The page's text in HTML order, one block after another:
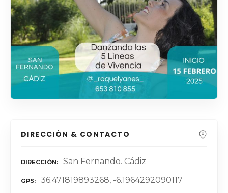
DIRECCIÓN & CONTACTO
DIRECCIÓN San Fernando. Cádiz
GPS 36.471819893268, -6.1964292090117